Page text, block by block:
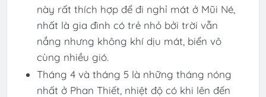
này rất thích hợp để đi nghỉ mát ở Mũi Né,
nhất là gia đình có trẻ nhỏ bởi trời vẫn
nắng nhưng không khí dịu mát, biển vô
cùng nhiều gió.
Tháng 4 và tháng 5 là những tháng nóng
nhất ở Phan Thiết, nhiệt độ có khi lên đến